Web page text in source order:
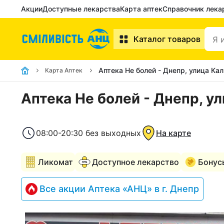
АкцииДоступные лекарстваКарта аптекСправочник
Каталог товаров
Карта Аптек Аптека Не болей - Днепр, улица
Аптека Не болей - Днепр,
08:00-20:30 без выходных На карте
Ликомат Доступное лекарство
Все акции Аптека «АНЦ» в г. Днепр